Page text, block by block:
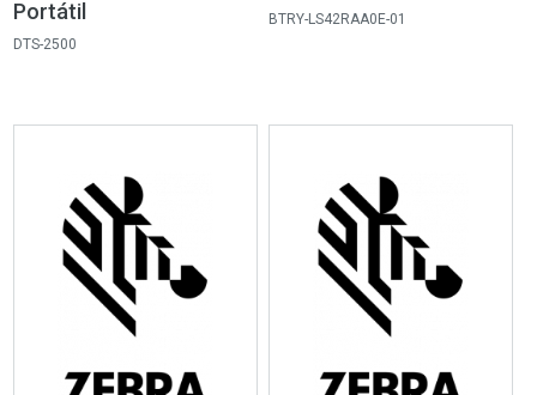
Portátil
DTS-2500
BTRY-LS42RAA0E-01